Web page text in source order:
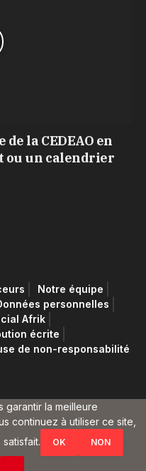
de la CEDEAO en
ou un calendrier
Notre équipe
personnelles
Afrik
écrite
de non-responsabilité
garantir la meilleure
continuez à utiliser ce site,
OK NON